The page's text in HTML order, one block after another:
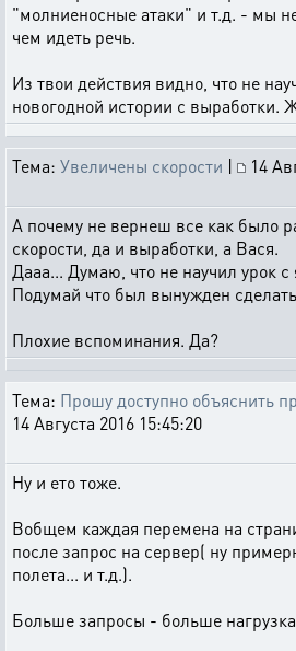
"молниеносные атаки" и т.д. - мы
чем идеть речь.
Из твои действия видно, что не
новогодной истории с выработки.
Тема: Увеличены скорости |
14
А почему не вернеш все как было
скорости, да и выработки, а Вася.
Дааа... Думаю, что не научил урок с
Подумай что был вынужден
Плохие вспоминания. Да?
Тема: Прошу доступно объяснить
14 Августа 2016 15:45:20
Ну и ето тоже.
Вобщем каждая перемена на
после запрос на сервер( ну
полета... и т.д.).
Больше запросы - больше